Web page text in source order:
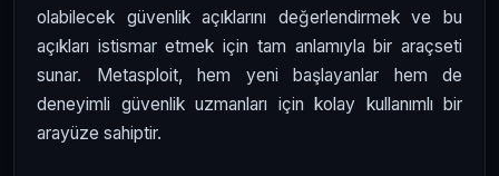
olabilecek güvenlik açıklarını değerlendirmek ve bu
açıkları istismar etmek için tam anlamıyla bir araçseti
sunar. Metasploit, hem yeni başlayanlar hem de
deneyimli güvenlik uzmanları için kolay kullanımlı bir
arayüze sahiptir.